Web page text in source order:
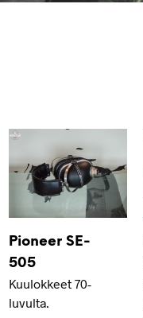
Pioneer SE-
505
Kuulokkeet 70-
luvulta.